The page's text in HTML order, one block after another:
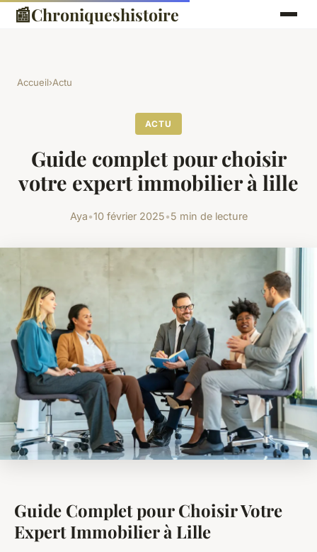
📰Chroniqueshistoire
Accueil›Actu
ACTU
Guide complet pour choisir
votre expert immobilier à lille
Aya•10 février 2025•5 min de lecture
Guide Complet pour Choisir Votre
Expert Immobilier à Lille